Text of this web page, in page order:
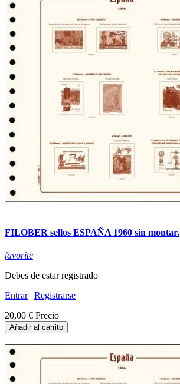
FILOBER sellos ESPAÑA 1960 sin montar.
favorite
Debes de estar registrado
Entrar| Registrarse
20,00 € Precio
Añadir al carrito